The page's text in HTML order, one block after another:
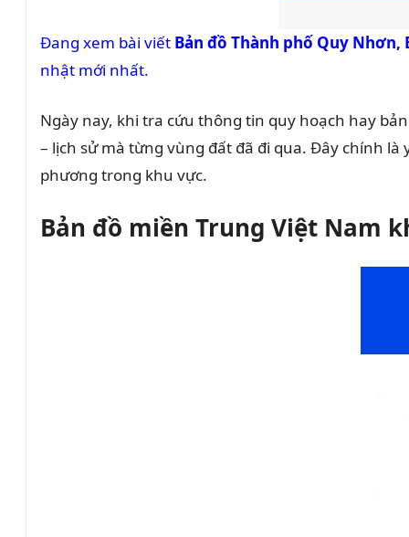
Đang xem bài viết Bản đồ Thành phố Quy Nhơn,
nhật mới nhất.
Ngày nay, khi tra cứu thông tin quy hoạch hay
– lịch sử mà từng vùng đất đã đi qua. Đây chính
phương trong khu vực.
Bản đồ miền Trung Việt Nam